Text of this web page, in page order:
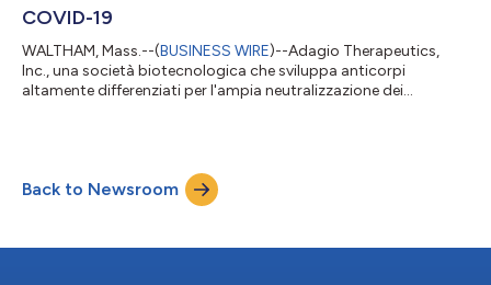
COVID-19
WALTHAM, Mass.--(BUSINESS WIRE)--Adagio Therapeutics,
Inc., una società biotecnologica che sviluppa anticorpi
altamente differenziati per l'ampia neutralizzazione dei
COVID-19. L'avvio dello studio è supportato da dati preliminari
positivi dallo studio di Fase 1 dell'azienda, attualmente in corso
su volontari sani. EVAD...
Back to Newsroom